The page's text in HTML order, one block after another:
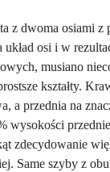
z dwoma osiami z
osi i w
musiano
kształty.
a przednia na
wysokości
zdecydowanie
Same szyby z